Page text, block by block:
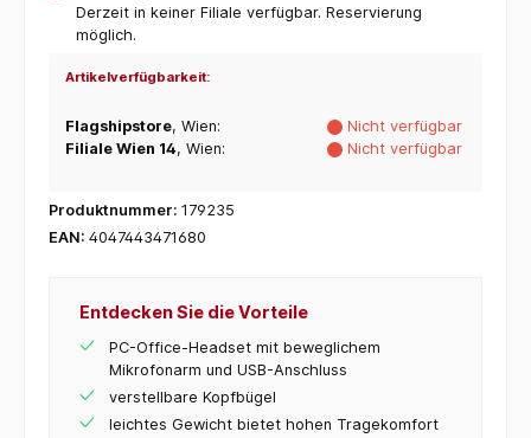
Derzeit in keiner Filiale verfügbar. Reservierung
möglich.
Artikelverfügbarkeit:
Flagshipstore, Wien:
Nicht verfügbar
Filiale Wien 14, Wien: Nicht verfügbar
Produktnummer: 179235
EAN: 4047443471680
Entdecken Sie die Vorteile
PC-Office-Headset mit beweglichem
Mikrofonarm und USB-Anschluss
verstellbare Kopfbügel
leichtes Gewicht bietet hohen Tragekomfort